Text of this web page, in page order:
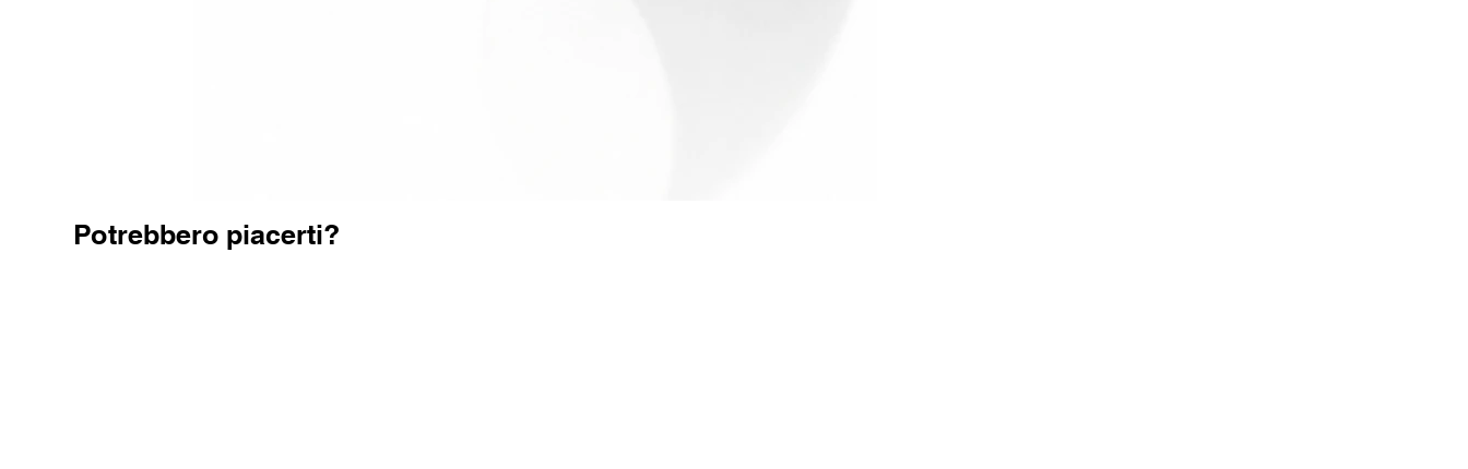
Potrebbero piacerti?